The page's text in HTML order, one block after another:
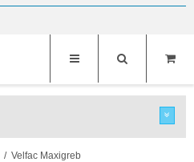
/ Velfac Maxigreb